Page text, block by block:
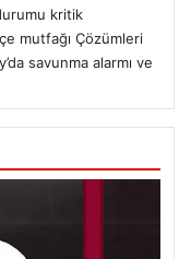
kritik
mutfağı Çözümleri
savunma alarmı ve